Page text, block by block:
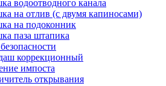
водоотводного канала
на отлив (с двумя капиносами)
на подоконник
паза штапика
коррекционный
импоста
открывания